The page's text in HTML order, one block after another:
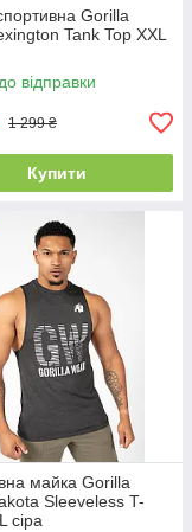
Gorilla
Tank Top XXL
відправки
1 299 ₴
Купити
майка Gorilla
Sleeveless T-
сіра